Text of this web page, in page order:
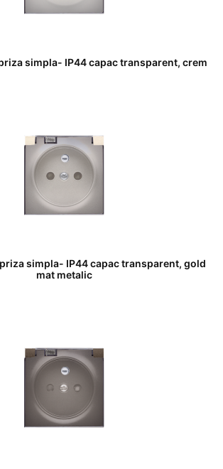
simpla- IP44 capac transparent, crem
simpla- IP44 capac transparent, gold
mat metalic